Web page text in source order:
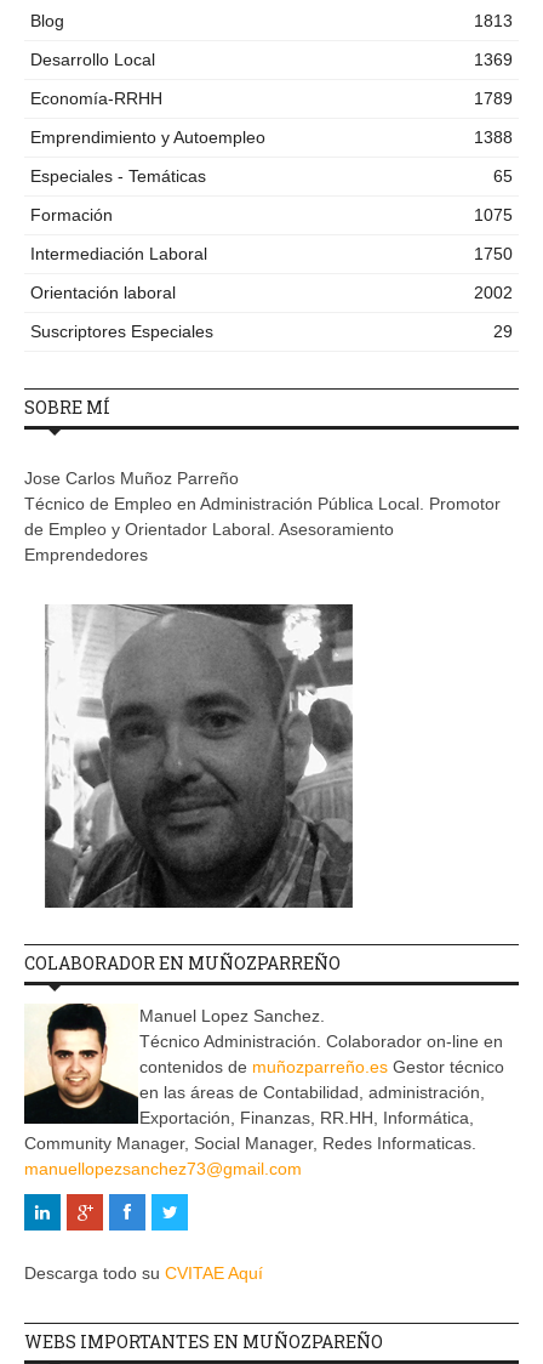
Blog
1813
Desarrollo Local
1369
Economía-RRHH
1789
Emprendimiento y Autoempleo
1388
Especiales - Temáticas
65
Formación
1075
Intermediación Laboral
1750
Orientación laboral
2002
Suscriptores Especiales
29
SOBRE MÍ
Jose Carlos Muñoz Parreño
Técnico de Empleo en Administración Pública Local. Promotor
de Empleo y Orientador Laboral. Asesoramiento
Emprendedores
COLABORADOR EN MUÑOZPARREÑO
Manuel Lopez Sanchez.
Técnico Administración. Colaborador on-line en
contenidos de muñozparreño.es Gestor técnico
en las áreas de Contabilidad, administración,
Exportación, Finanzas, RR.HH, Informática,
Community Manager, Social Manager, Redes Informaticas.
manuellopezsanchez73@gmail.com
Descarga todo su CVITAE Aquí
WEBS IMPORTANTES EN MUÑOZPAREÑO